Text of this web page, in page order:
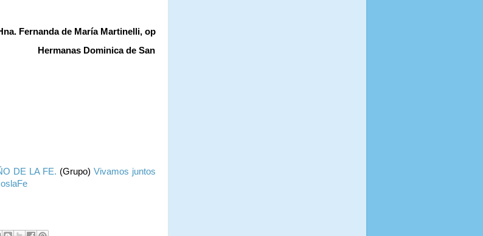
Fernanda de María Martinelli, op
de San
DE LA FE. (Grupo) Vivamos juntos